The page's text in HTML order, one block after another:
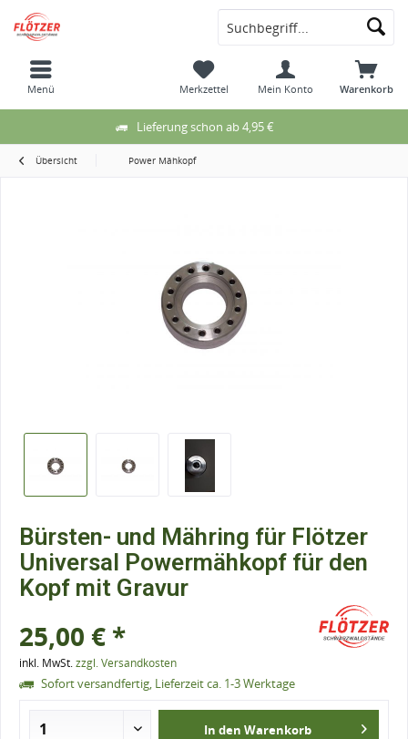
Menü Warenkorb
Merkzettel Mein Konto
Lieferung schon ab 4,95 €
Übersicht Power Mähkopf
Bürsten- und Mähring für Flötzer
Universal Powermähkopf für den
Kopf mit Gravur
25,00 € *
inkl. MwSt.zzgl. Versandkosten
Sofort versandfertig, Lieferzeit ca. 1-3 Werktage
In den Warenkorb